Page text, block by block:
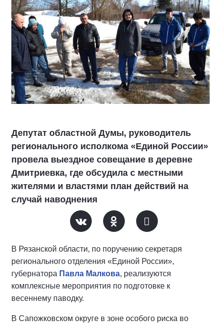
Депутат областной Думы, руководитель
регионального исполкома «Единой России»
провела выездное совещание в деревне
Дмитриевка, где обсудила с местными
жителями и властями план действий на
случай наводнения
В Рязанской области, по поручению секретаря
регионального отделения «Единой России»,
губернатора Павла Малкова, реализуются
комплексные мероприятия по подготовке к
весеннему паводку.
В Сапожковском округе в зоне особого риска во